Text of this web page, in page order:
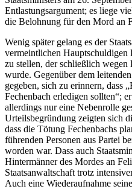
Entlastungsargument; es liege
die Belohnung für den Mord an
Wenig später gelang es der
vermeintlichen
zu stellen, der schließlich
wurde. Gegenüber dem
gegeben, sich zu erinnern, dass
Fechenbach erledigen sollten“;
allerdings nur eine Nebenrolle
Urteilsbegründung zeigten sich
dass die Tötung Fechenbachs
führenden Personen aus Partei
worden war. Dass auch
Hintermänner des Mordes an
Staatsanwaltschaft trotz
Auch eine Wiederaufnahme